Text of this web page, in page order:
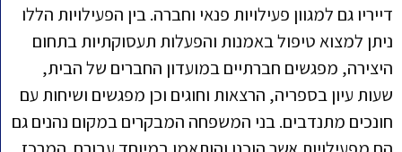
דייריו גם למגוון פעילויות פנאי וחברה. בין הפעילויות הללו
ניתן למצוא טיפול באמנות והפעלות תעסוקתיות בתחום
היצירה, מפגשים חברתיים במועדון החברים של הבית,
שעות עיון בספריה, הרצאות וחוגים וכן מפגשים ושיחות עם
חונכים מתנדבים. בני המשפחה המבקרים במקום נהנים גם